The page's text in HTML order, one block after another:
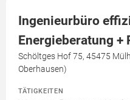
Ingenieurbüro
Energieberatung +
Schöltges Hof 75, 45475
Oberhausen)
TÄTIGKEITEN